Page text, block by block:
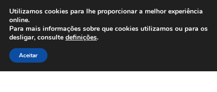
ENVIO a partir de 7 EUR
Seg-Sex, das 9h às 16h800 500 967
Ir
para
a
Saltar
para
o
Utilizamos cookies para lhe proporcionar a melhor experiência
online.
Para mais informações sobre que cookies utilizamos ou para os
desligar, consulte definições.
Aceitar